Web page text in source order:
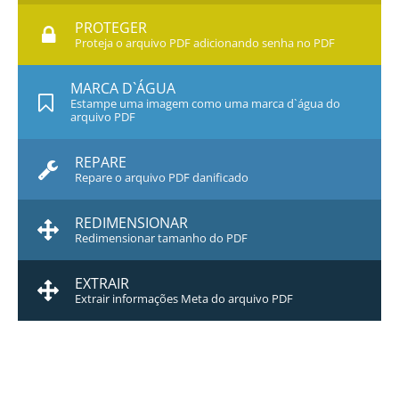
PROTEGER
Proteja o arquivo PDF adicionando senha no PDF
MARCA D`ÁGUA
Estampe uma imagem como uma marca d`água do
arquivo PDF
REPARE
Repare o arquivo PDF danificado
REDIMENSIONAR
Redimensionar tamanho do PDF
EXTRAIR
Extrair informações Meta do arquivo PDF